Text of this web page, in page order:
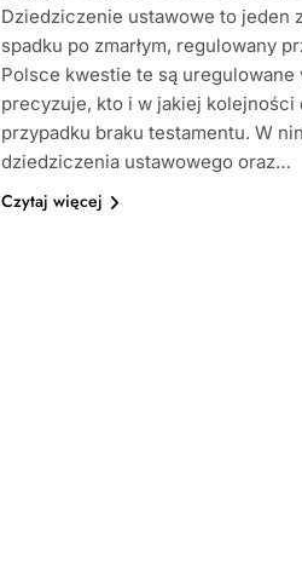
Dziedziczenie ustawowe to jeden
spadku po zmarłym, regulowany
Polsce kwestie te są
precyzuje, kto i w jakiej kolejności
przypadku braku testamentu. W
dziedziczenia ustawowego oraz…
Czytaj więcej